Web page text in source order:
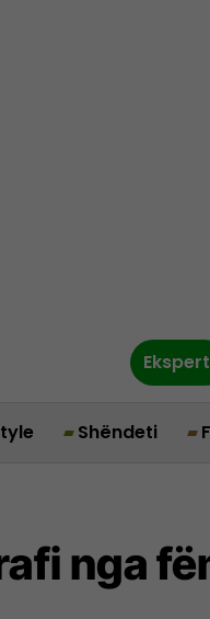
Shëndeti
nga